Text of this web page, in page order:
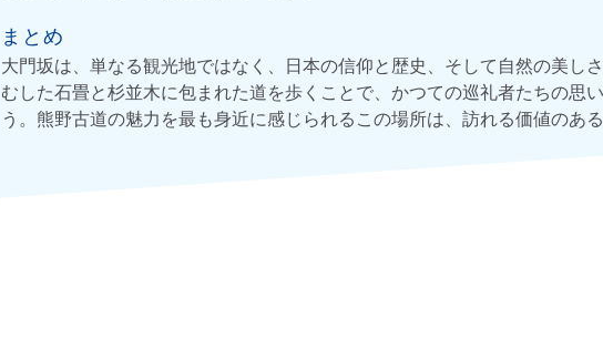
まとめ
大門坂は、単なる観光地ではなく、日本の信仰と歴史、そして自然の美し
むした石畳と杉並木に包まれた道を歩くことで、かつての巡礼者たちの思
う。熊野古道の魅力を最も身近に感じられるこの場所は、訪れる価値のあ